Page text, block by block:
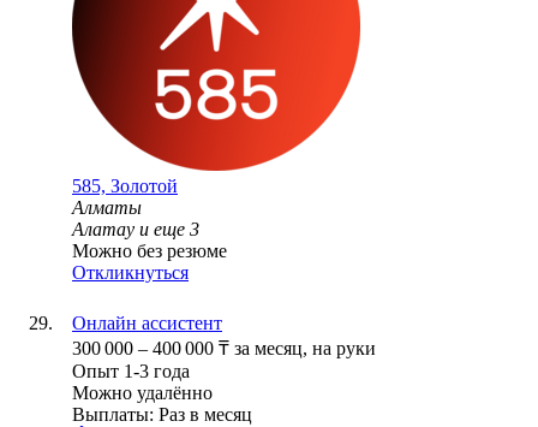
585, Золотой
Алматы
Алатау и еще 3
Можно без резюме
Откликнуться
Онлайн ассистент
300 000 – 400 000 ₸ за месяц, на руки
Опыт 1-3 года
Можно удалённо
Выплаты: Раз в месяц